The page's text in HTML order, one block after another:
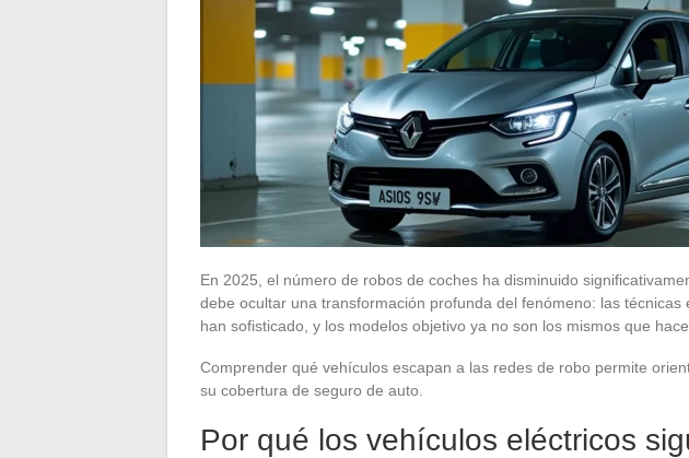
En 2025, el número de robos de coches ha disminuido
debe ocultar una transformación profunda del fenómeno: las técnicas
han sofisticado, y los modelos objetivo ya no son los mismos que
Comprender qué vehículos escapan a las redes de robo permite
su cobertura de seguro de auto.
Por qué los vehículos eléctricos